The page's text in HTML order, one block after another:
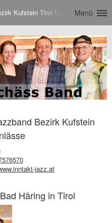
Kufstein Tirol für verschiedenste
Menü
Bezirk Kufstein
jazz.at
Häring in Tirol